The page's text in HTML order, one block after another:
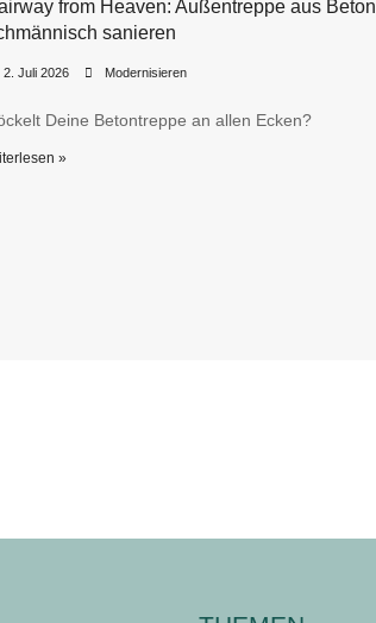
from Heaven: Außentreppe aus Beton
sanieren
2. Juli 2026 Modernisieren
Deine Betontreppe an allen Ecken?
»